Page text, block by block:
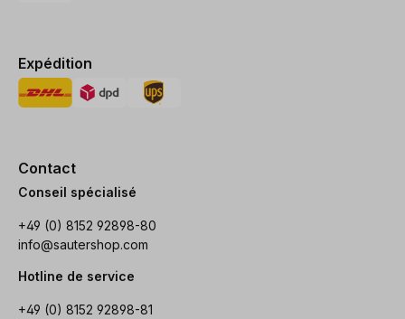
Expédition
Contact
Conseil spécialisé
+49 (0) 8152 92898-80
info@sautershop.com
Hotline de service
+49 (0) 8152 92898-81